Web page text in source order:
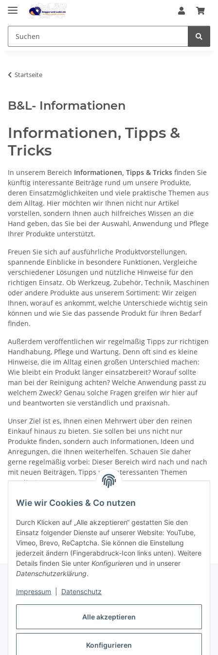
Alle akzeptieren
Konfigurieren
Wie wir Cookies & Co nutzen
Durch Klicken auf „Alle akzeptieren“ gestatten Sie den
Einsatz folgender Dienste auf unserer Website: YouTube,
Vimeo, Brevo, ReCaptcha. Sie können die Einstellung
jederzeit ändern (Fingerabdruck-Icon links unten). Weitere
Details finden Sie unter Konfigurieren und in unserer
Datenschutzerklärung.
Impressum Datenschutz
Startseite
B&L- Informationen
Informationen, Tipps &
Tricks
In unserem Bereich Informationen, Tipps & Tricks finden Sie
künftig interessante Beiträge rund um unsere Produkte,
deren Einsatzmöglichkeiten und viele praktische Themen aus
dem Alltag. Hier möchten wir Ihnen nicht nur Artikel
vorstellen, sondern Ihnen auch hilfreiches Wissen an die
Hand geben, das Sie bei der Auswahl, Anwendung und Pflege
Ihrer Produkte unterstützt.
Freuen Sie sich auf ausführliche Produktvorstellungen,
spannende Einblicke in besondere Funktionen, Vergleiche
verschiedener Lösungen und nützliche Hinweise für den
richtigen Einsatz. Ob Werkzeug, Zubehör, Technik, Maschinen
oder andere Produkte aus unserem Sortiment: Wir zeigen
Ihnen, worauf es ankommt, welche Unterschiede wichtig sein
können und wie Sie das passende Produkt für Ihren Bedarf
finden.
Außerdem veröffentlichen wir regelmäßig Tipps zur richtigen
Handhabung, Pflege und Wartung. Denn oft sind es kleine
Hinweise, die im Alltag einen großen Unterschied machen:
Wie bleibt ein Produkt länger einsatzbereit? Worauf sollte
man bei der Reinigung achten? Welche Anwendung passt zu
welchem Zweck? Genau solche Fragen greifen wir hier auf
und beantworten sie verständlich und praxisnah.
Unser Ziel ist es, Ihnen einen Mehrwert über den reinen
Einkauf hinaus zu bieten. Sie sollen bei uns nicht nur
Produkte finden, sondern auch Informationen, Ideen und
Anregungen, die Ihnen weiterhelfen. Schauen Sie daher
gerne regelmäßig vorbei: Dieser Bereich wird nach und nach
mit neuen Beiträgen, Tipps und interessanten Themen
erweitert.
Kategorien